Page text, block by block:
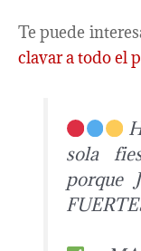
Te puede
clavar a todo el
sola
porque